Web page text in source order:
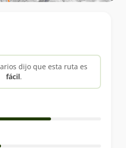
dijo que esta ruta es
fácil.